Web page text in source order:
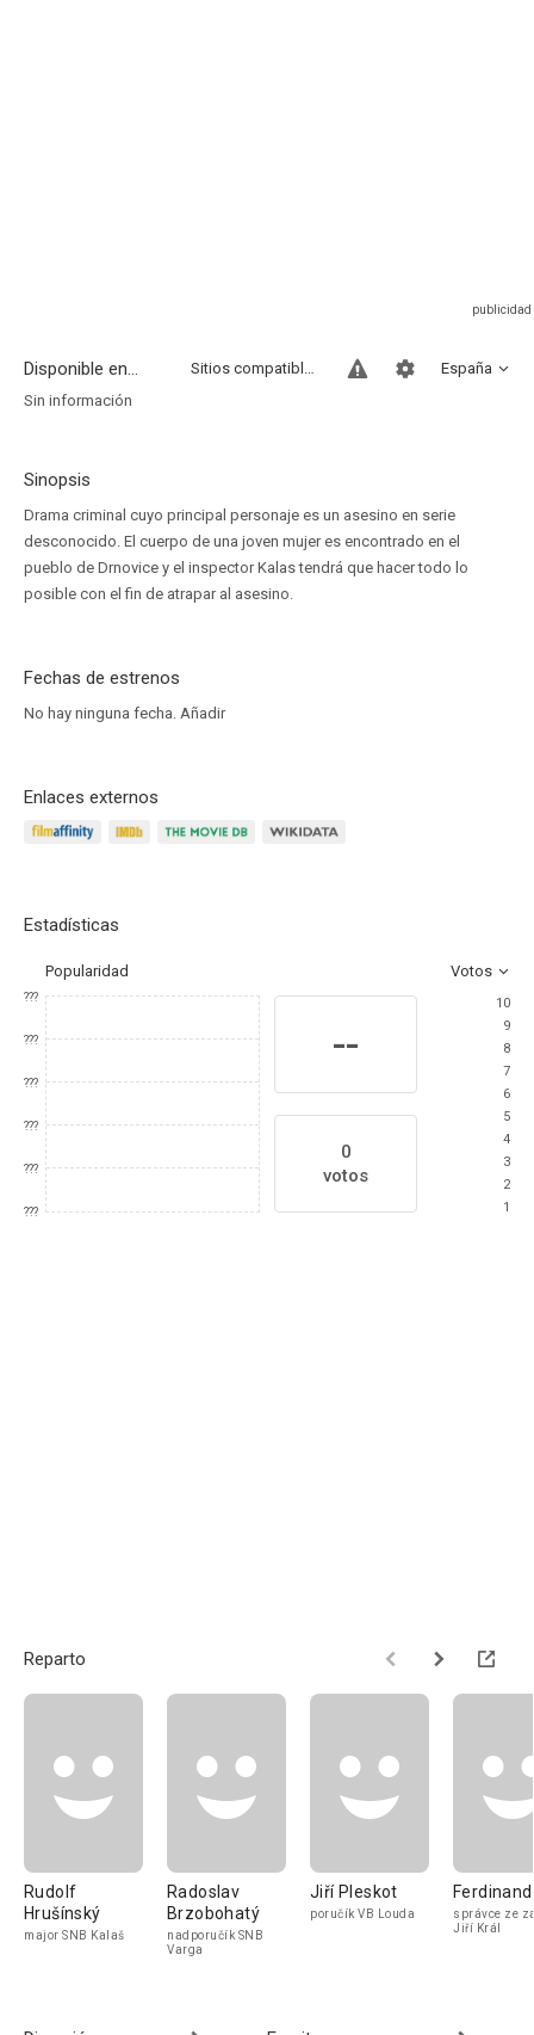
Disponible en... España
Sitios compatibles
Sin información
Sinopsis
Drama criminal cuyo principal personaje es un asesino en serie
desconocido. El cuerpo de una joven mujer es encontrado en el
pueblo de Drnovice y el inspector Kalas tendrá que hacer todo lo
posible con el fin de atrapar al asesino.
Fechas de estrenos
No hay ninguna fecha. Añadir
Enlaces externos
Estadísticas
Popularidad Votos
???
???
???
???
???
???
--
0
votos
10
9
8
7
6
5
4
3
2
1
Reparto
Rudolf
Hrušínský
major SNB Kalaš
Radoslav
Brzobohatý
nadporučík SNB
Varga
Jiří Pleskot
poručík VB Louda
správce ze
Jiří Král